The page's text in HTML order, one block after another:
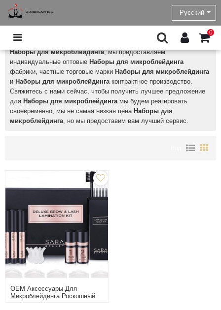
Русский
0
Наборы для микроблейдинга
Charming Tattoo Permanent Makeup Product Wholesale
является
профессиональным китайским производителем и поставщиком
Наборы для микроблейдинга, мы предоставляем
индивидуальные оптовые Наборы для микроблейдинга
фабрики, частные торговые марки Наборы для микроблейдинга
и Наборы для микроблейдингаконтрактное производство.
Свяжитесь с нами сейчас, чтобы получить лучшее предложение
для Наборы для микроблейдингамы будем реагировать
своевременно, мы не самая низкая цена Наборы для
микроблейдинга, но мы предоставим вам лучший сервис.
OEM Аксессуары Для
Микроблейдинга Роскошный